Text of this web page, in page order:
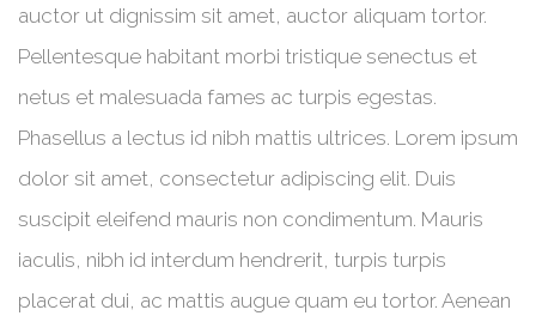
auctor ut dignissim sit amet, auctor aliquam tortor.
Pellentesque habitant morbi tristique senectus et
netus et malesuada fames ac turpis egestas.
Phasellus a lectus id nibh mattis ultrices. Lorem ipsum
dolor sit amet, consectetur adipiscing elit. Duis
suscipit eleifend mauris non condimentum. Mauris
iaculis, nibh id interdum hendrerit, turpis turpis
placerat dui, ac mattis augue quam eu tortor. Aenean